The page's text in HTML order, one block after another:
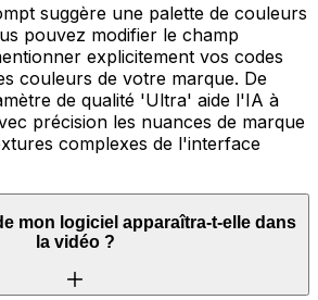
suggère une palette de couleurs
pouvez modifier le champ
explicitement vos codes
couleurs de votre marque. De
de qualité 'Ultra' aide l'IA à
précision les nuances de marque
complexes de l'interface
mon logiciel apparaîtra-t-elle dans
la vidéo ?